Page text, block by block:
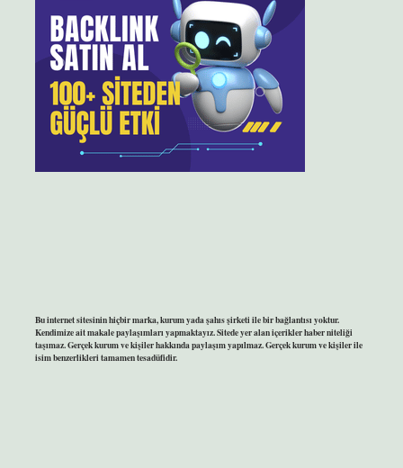
Bu internet sitesinin hiçbir marka, kurum yada şahıs şirketi ile bir bağlantısı yoktur.
Kendimize ait makale paylaşımları yapmaktayız. Sitede yer alan içerikler haber niteliği
taşımaz. Gerçek kurum ve kişiler hakkında paylaşım yapılmaz. Gerçek kurum ve kişiler ile
isim benzerlikleri tamamen tesadüfidir.